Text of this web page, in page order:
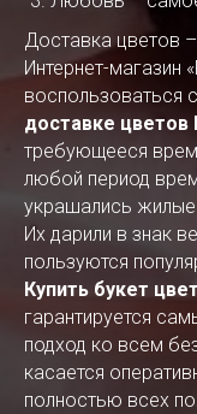
Доставка цветов
Интернет-магазин
воспользоваться
доставке цветов
требующееся
любой период
украшались
Их дарили в знак
пользуются
Купить букет
гарантируется
подход ко всем
касается
полностью всех